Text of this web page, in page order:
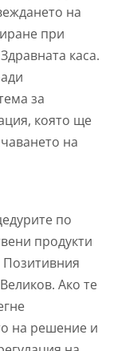
на
при
каса.
за
която ще
на
по
продукти
Позитивния
Ако те
на решение и